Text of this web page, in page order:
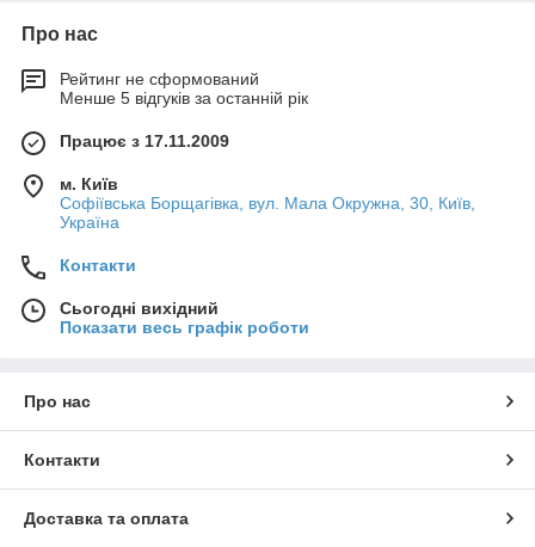
Про нас
Рейтинг не сформований
Менше 5 відгуків за останній рік
Працює з 17.11.2009
м. Київ
Софіївська Борщагівка, вул. Мала Окружна, 30, Київ,
Україна
Контакти
Сьогодні вихідний
Показати весь графік роботи
Про нас
Контакти
Доставка та оплата